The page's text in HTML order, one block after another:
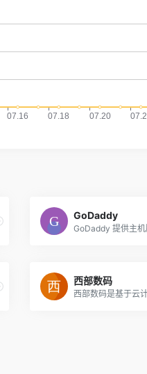
GoDaddy
西部数码